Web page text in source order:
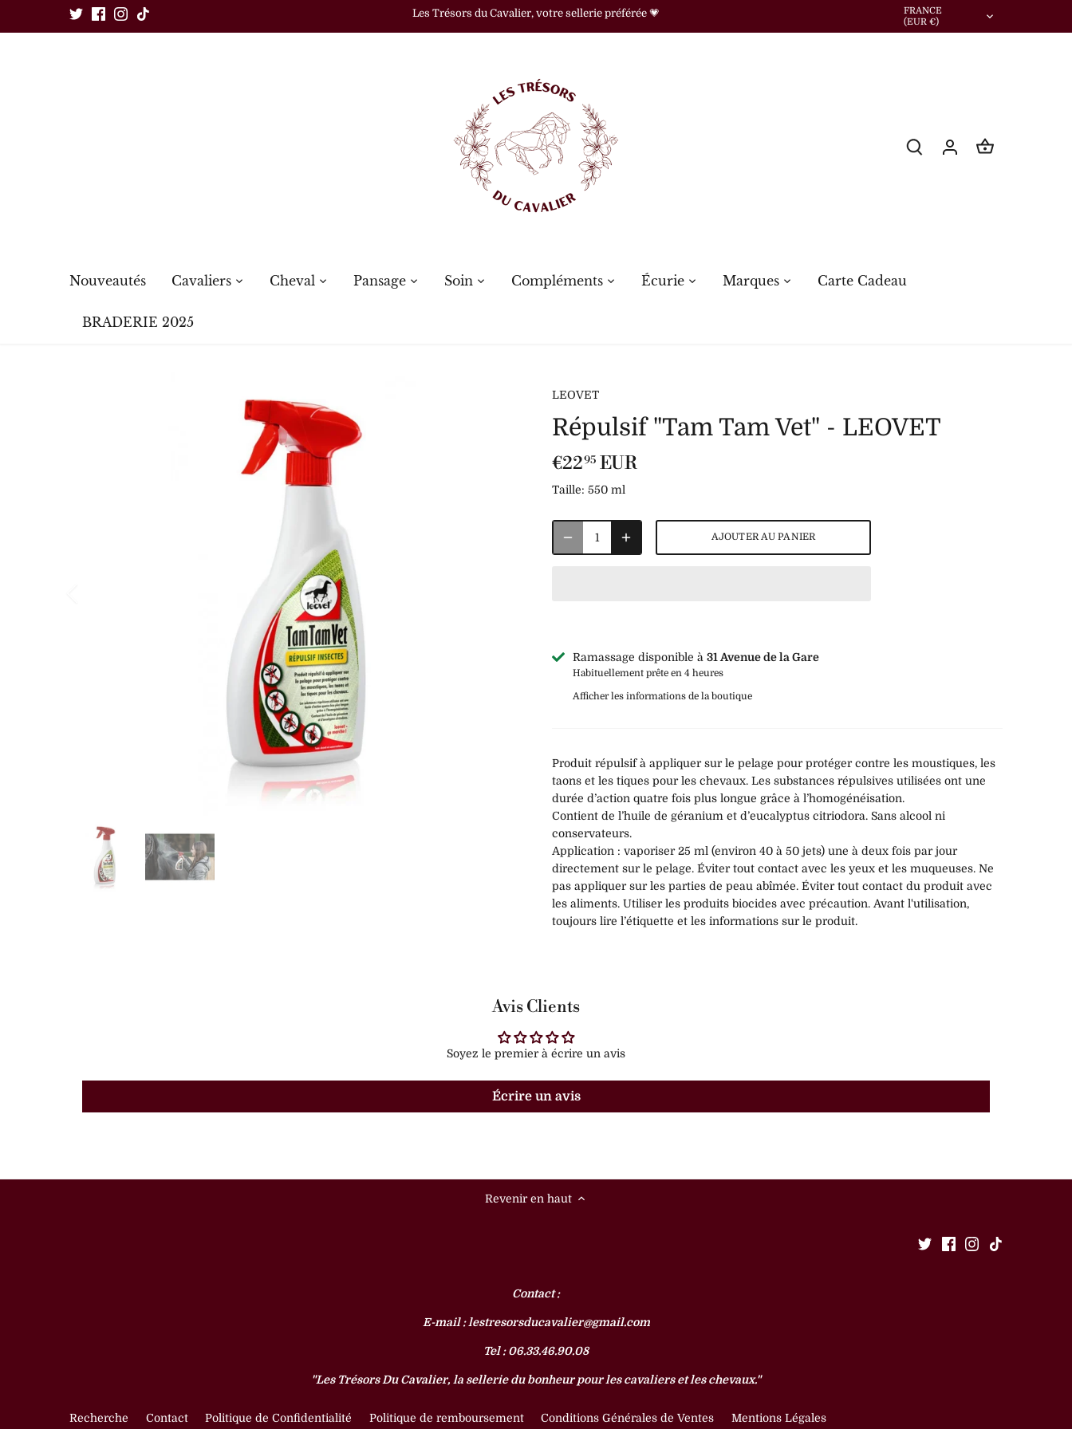
contenu
Les Trésors du Cavalier, votre sellerie préférée 💗 Devise
FRANCE
(EUR €)
Nouveautés Cavaliers Cheval Pansage Soin Compléments Écurie Marques Carte Cadeau
BRADERIE 2025
LEOVET
Répulsif "Tam Tam Vet" - LEOVET
€2295 EUR
Taille: 550 ml
AJOUTER AU PANIER
Ramassage disponible à 31 Avenue de la Gare
Habituellement prête en 4 heures
Afficher les informations de la boutique
Produit répulsif à appliquer sur le pelage pour protéger contre les moustiques, les
taons et les tiques pour les chevaux. Les substances répulsives utilisées ont une
durée d’action quatre fois plus longue grâce à l’homogénéisation.
Contient de l’huile de géranium et d’eucalyptus citriodora. Sans alcool ni
conservateurs.
Application : vaporiser 25 ml (environ 40 à 50 jets) une à deux fois par jour
directement sur le pelage. Éviter tout contact avec les yeux et les muqueuses. Ne
pas appliquer sur les parties de peau abîmée. Éviter tout contact du produit avec
les aliments. Utiliser les produits biocides avec précaution. Avant l'utilisation,
toujours lire l’étiquette et les informations sur le produit.
Avis Clients
Soyez le premier à écrire un avis
Écrire un avis
Revenir en haut
Contact :
E-mail : lestresorsducavalier@gmail.com
Tel : 06.33.46.90.08
"Les Trésors Du Cavalier, la sellerie du bonheur pour les cavaliers et les chevaux."
Recherche Contact Politique de Confidentialité Politique de remboursement Conditions Générales de Ventes Mentions Légales